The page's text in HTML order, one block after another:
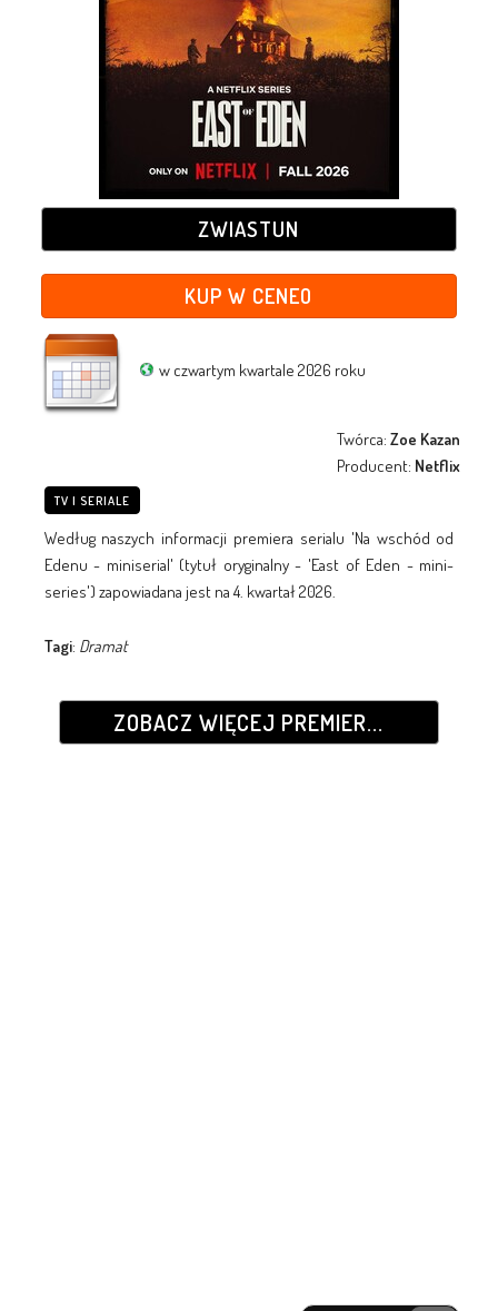
ZWIASTUN
KUP W CENEO
w czwartym kwartale 2026 roku
Twórca:Zoe Kazan
Producent: Netflix
TV I SERIALE
Według naszych informacji premiera serialu 'Na wschód od
Edenu - miniserial' (tytuł oryginalny - 'East of Eden - mini-
series') zapowiadana jest na 4. kwartał 2026.
Tagi: Dramat
ZOBACZ WIĘCEJ PREMIER...